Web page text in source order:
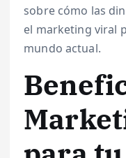
sobre cómo las
el marketing viral
mundo actual.